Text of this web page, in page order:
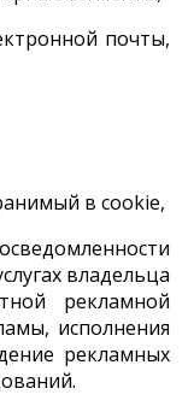
почты,
в cookie,
владельца
рекламной
исполнения
рекламных